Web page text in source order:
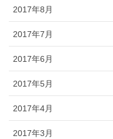
2017年8月
2017年7月
2017年6月
2017年5月
2017年4月
2017年3月